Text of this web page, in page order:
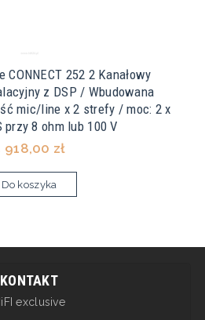
CONNECT 252 2 Kanałowy
z DSP / Wbudowana
mic/line x 2 strefy / moc: 2 x
przy 8 ohm lub 100 V
918,00 zł
Do koszyka
KONTAKT
exclusive